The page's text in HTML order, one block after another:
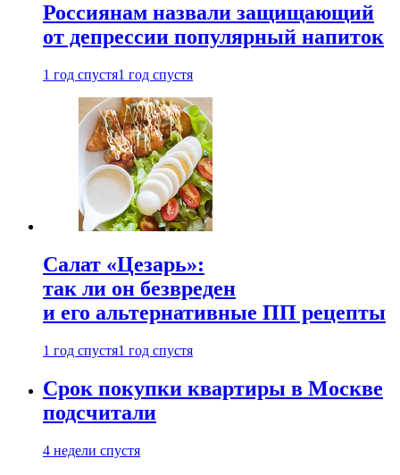
Россиянам назвали защищающий
от депрессии популярный напиток
1 год спустя1 год спустя
Салат «Цезарь»:
так ли он безвреден
и его альтернативные ПП рецепты
1 год спустя1 год спустя
Срок покупки квартиры в Москве
подсчитали
4 недели спустя